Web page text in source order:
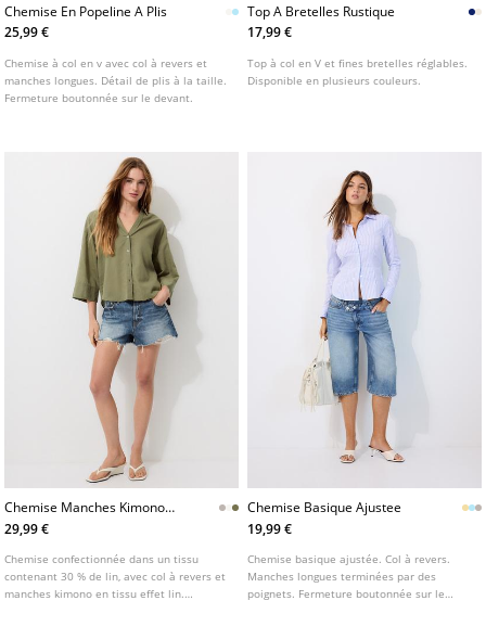
Chemise En Popeline A Plis
25,99 €
Chemise à col en v avec col à revers et
manches longues. Détail de plis à la taille.
Fermeture boutonnée sur le devant.
Top A Bretelles Rustique
17,99 €
Top à col en V et fines bretelles réglables.
Disponible en plusieurs couleurs.
Chemise Manches Kimono
Effet Lin
29,99 €
Chemise confectionnée dans un tissu
contenant 30 % de lin, avec col à revers et
manches kimono en tissu effet lin.
Chemise Basique Ajustee
19,99 €
Chemise basique ajustée. Col à revers.
Manches longues terminées par des
poignets. Fermeture boutonnée sur le